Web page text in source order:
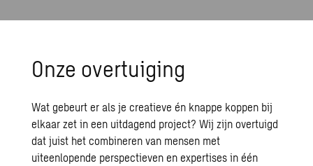
Onze overtuiging
Wat gebeurt er als je creatieve én knappe koppen bij
elkaar zet in een uitdagend project? Wij zijn overtuigd
dat juist het combineren van mensen met
uiteenlopende perspectieven en expertises in één